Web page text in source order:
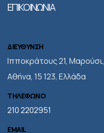
ΕΠΙΚΟΙΝΩΝΙΑ
ΔΙΕΥΘΥΝΣΗ
Iπποκράτους 21, Μαρούσι,
Αθήνα, 15 123, Ελλάδα
ΤΗΛΕΦΩΝΟ
210 2202951
EMAIL